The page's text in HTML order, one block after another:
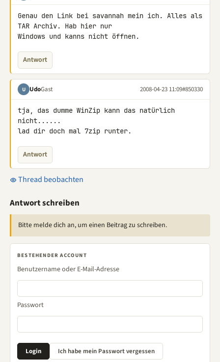
Genau den Link bei savannah mein ich. Alles als
TAR Archiv. Hab hier nur
Windows und kanns nicht öffnen.
Antwort
U UdoGast 2008-04-23 11:09#850330
tja, das dumme WinZip kann das natürlich
nicht......
lad dir doch mal 7zip runter.
Antwort
Thread beobachten
Antwort schreiben
Bitte melde dich an, um einen Beitrag zu schreiben.
BESTEHENDER ACCOUNT
Benutzername oder E-Mail-Adresse
Passwort